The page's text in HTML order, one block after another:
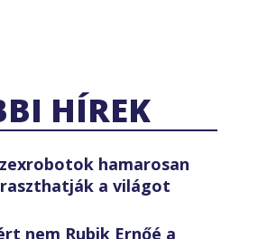
HÍREK
hamarosan
a világot
nem Rubik Ernőé a